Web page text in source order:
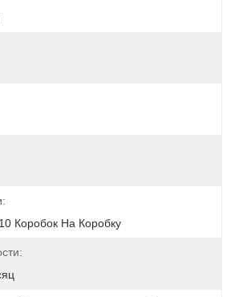
Коробок На Коробку